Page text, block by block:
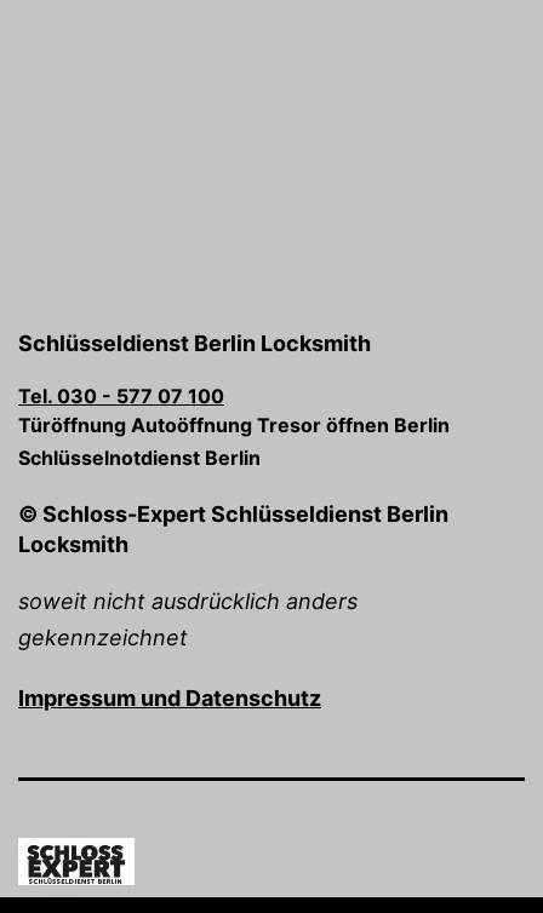
Schlüsseldienst Berlin Locksmith
Tel. 030 - 577 07 100
Türöffnung Autoöffnung Tresor öffnen Berlin
Schlüsselnotdienst Berlin
© Schloss-Expert Schlüsseldienst Berlin
Locksmith
soweit nicht ausdrücklich anders
gekennzeichnet
Impressum und Datenschutz